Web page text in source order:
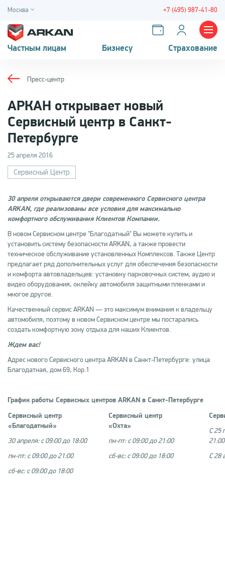
Москва +7 (495) 987-41-80
Частным лицам Бизнесу Страхование
Пресс-центр
АРКАН открывает новый
Сервисный центр в Санкт-
Петербурге
25 апреля 2016
Сервисный Центр
30 апреля открываются двери современного Сервисного центра
ARKAN, где реализованы все условия для максимально
комфортного обслуживания Клиентов Компании.
В новом Сервисном центре "Благодатный" Вы можете купить и
установить систему безопасности ARKAN, а также провести
техническое обслуживание установленных Комплексов. Также Центр
предлагает ряд дополнительных услуг для обеспечения безопасности
и комфорта автовладельцев: установку парковочных систем, аудио и
видео оборудования, оклейку автомобиля защитными пленками и
многое другое.
Качественный сервис ARKAN — это максимум внимания к владельцу
автомобиля, поэтому в новом Сервисном центре мы постарались
создать комфортную зону отдыха для наших Клиентов.
Ждем вас!
Адрес нового Сервисного центра ARKAN в Санкт-Петербурге: улица
Благодатная, дом 69, Кор.1
График работы Сервисных центров ARKAN в Санкт-Петербурге
Сервисный центр
«Благодатный»
30 апреля: с 09:00 до 18:00
пн-пт: с 09:00 до 21:00
сб-вс: с 09:00 до 18:00
Сервисный центр
«Охта»
пн-пт: с 09:00 до 21:00
сб-вс: с 09:00 до 18:00
С 25
С 28